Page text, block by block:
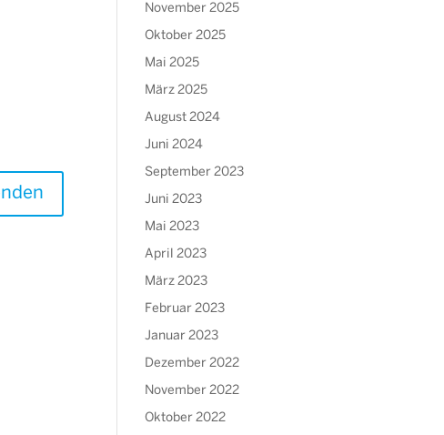
November 2025
Oktober 2025
Mai 2025
März 2025
August 2024
Juni 2024
September 2023
Juni 2023
Mai 2023
April 2023
März 2023
Februar 2023
Januar 2023
Dezember 2022
November 2022
Oktober 2022